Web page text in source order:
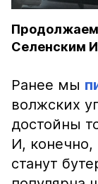
Продолжаем
Селенским
Ранее мы
волжских
достойны
И,
станут